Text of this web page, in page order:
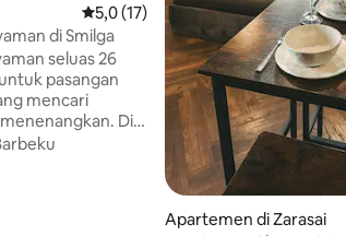
Nilai rata-rata 5,0 dari 5, 17 ulasan
5,0 (17)
di Smilga
seluas 26
pasangan
mencari
Di
dapur
Apartemen di Zarasai